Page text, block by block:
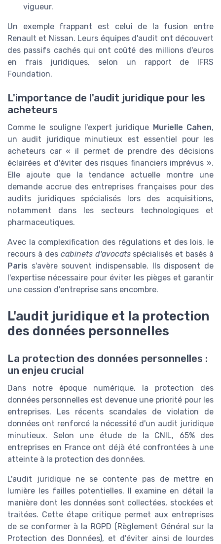
vigueur.
Un exemple frappant est celui de la fusion entre
Renault et Nissan. Leurs équipes d'audit ont découvert
des passifs cachés qui ont coûté des millions d'euros
en frais juridiques, selon un rapport de IFRS
Foundation.
L'importance de l'audit juridique pour les
acheteurs
Comme le souligne l'expert juridique Murielle Cahen,
un audit juridique minutieux est essentiel pour les
acheteurs car « il permet de prendre des décisions
éclairées et d'éviter des risques financiers imprévus ».
Elle ajoute que la tendance actuelle montre une
demande accrue des entreprises françaises pour des
audits juridiques spécialisés lors des acquisitions,
notamment dans les secteurs technologiques et
pharmaceutiques.
Avec la complexification des régulations et des lois, le
recours à des cabinets d'avocatsspécialisés et basés à
Paris s'avère souvent indispensable. Ils disposent de
l'expertise nécessaire pour éviter les pièges et garantir
une cession d'entreprise sans encombre.
L'audit juridique et la protection
des données personnelles
La protection des données personnelles :
un enjeu crucial
Dans notre époque numérique, la protection des
données personnelles est devenue une priorité pour les
entreprises. Les récents scandales de violation de
données ont renforcé la nécessité d'un audit juridique
minutieux. Selon une étude de la CNIL, 65% des
entreprises en France ont déjà été confrontées à une
atteinte à la protection des données.
L'audit juridique ne se contente pas de mettre en
lumière les failles potentielles. Il examine en détail la
manière dont les données sont collectées, stockées et
traitées. Cette étape critique permet aux entreprises
de se conformer à la RGPD (Règlement Général sur la
Protection des Données), et d'éviter ainsi de lourdes